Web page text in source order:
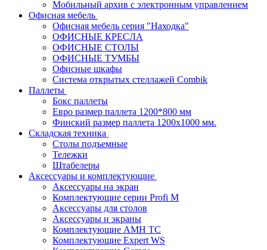
Мобильный архив с электронным управлением
Офисная мебель
Офисная мебель серия "Находка"
ОФИСНЫЕ КРЕСЛА
ОФИСНЫЕ СТОЛЫ
ОФИСНЫЕ ТУМБЫ
Офисные шкафы
Система открытых стеллажей Combik
Паллеты
Бокс паллеты
Евро размер паллета 1200*800 мм
Финский размер паллета 1200х1000 мм.
Складская техника
Столы подъемные
Тележки
Штабелеры
Аксессуары и комплектующие
Аксессуары на экран
Комплектующие серии Profi M
Аксессуары для столов
Аксессуары и экраны
Комплектующие AMH TC
Комплектующие Expert WS